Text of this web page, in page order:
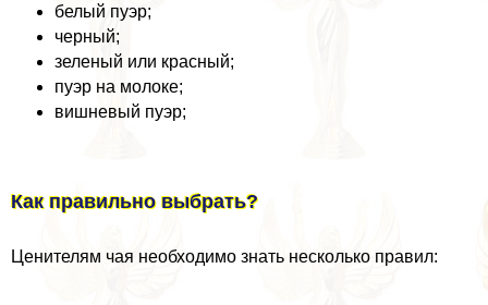
белый пуэр;
черный;
зеленый или красный;
пуэр на молоке;
вишневый пуэр;
Как правильно выбрать?
Ценителям чая необходимо знать несколько правил: